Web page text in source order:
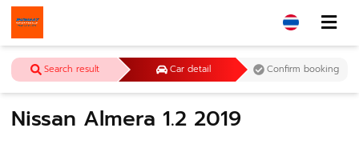
Search result Car detail Confirm booking
Nissan Almera 1.2 2019